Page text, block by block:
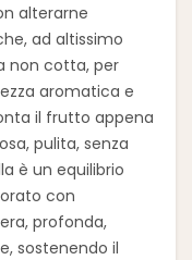
alterarne
ad altissimo
non cotta, per
aromatica e
il frutto appena
pulita, senza
è un equilibrio
con
profonda,
sostenendo il